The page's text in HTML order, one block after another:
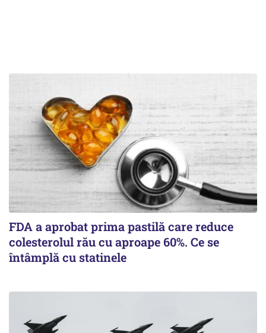
FDA a aprobat prima pastilă care reduce
colesterolul rău cu aproape 60%. Ce se
întâmplă cu statinele